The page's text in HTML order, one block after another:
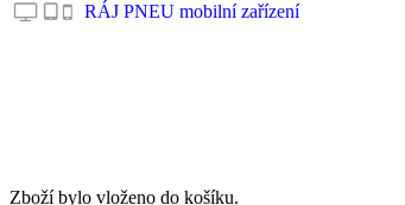
RÁJ PNEU mobilní zařízení
Zboží bylo vloženo do košíku.